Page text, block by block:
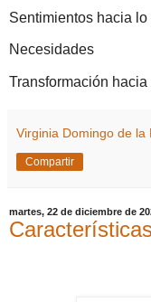
Sentimientos hacia
Necesidades
Transformación
Virginia Domingo de la
Compartir
martes, 22 de diciembre de